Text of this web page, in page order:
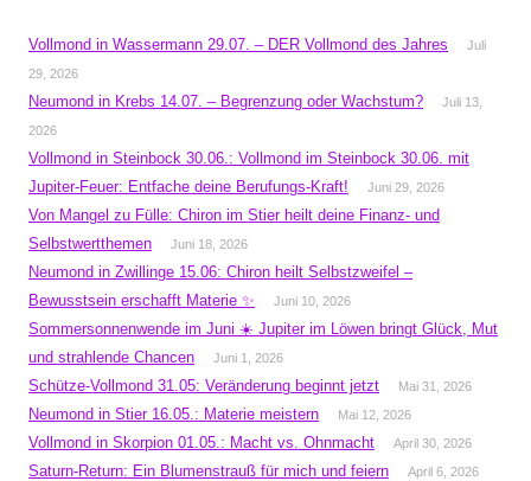
Vollmond in Wassermann 29.07. – DER Vollmond des Jahres
Juli
29, 2026
Neumond in Krebs 14.07. – Begrenzung oder Wachstum?
Juli 13,
2026
Vollmond in Steinbock 30.06.: Vollmond im Steinbock 30.06. mit
Jupiter-Feuer: Entfache deine Berufungs-Kraft!
Juni 29, 2026
Von Mangel zu Fülle: Chiron im Stier heilt deine Finanz- und
Selbstwertthemen
Juni 18, 2026
Neumond in Zwillinge 15.06: Chiron heilt Selbstzweifel –
Bewusstsein erschafft Materie ✨
Juni 10, 2026
Sommersonnenwende im Juni ☀️ Jupiter im Löwen bringt Glück, Mut
und strahlende Chancen
Juni 1, 2026
Schütze-Vollmond 31.05: Veränderung beginnt jetzt Mai 31, 2026
Neumond in Stier 16.05.: Materie meistern Mai 12, 2026
Vollmond in Skorpion 01.05.: Macht vs. Ohnmacht April 30, 2026
Saturn-Return: Ein Blumenstrauß für mich und feiern April 6, 2026